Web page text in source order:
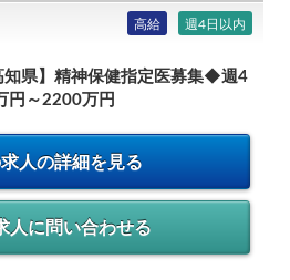
高給 週4日以内
知県】精神保健指定医募集◆週4
～2200万円
人の詳細を見る
人に問い合わせる